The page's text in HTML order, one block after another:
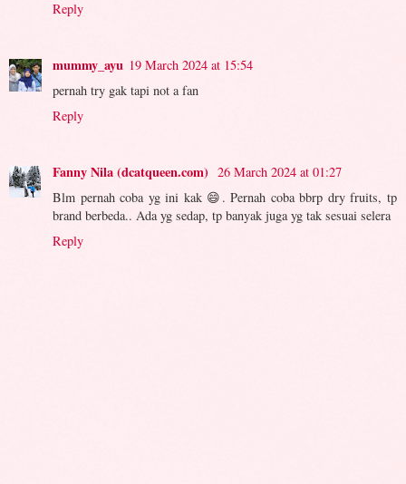
Reply
mummy_ayu 19 March 2024 at 15:54
pernah try gak tapi not a fan
Reply
Fanny Nila (dcatqueen.com) 26 March 2024 at 01:27
Blm pernah coba yg ini kak 😄. Pernah coba bbrp dry fruits, tp
brand berbeda.. Ada yg sedap, tp banyak juga yg tak sesuai selera
Reply